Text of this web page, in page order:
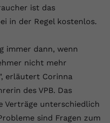
ist das
in der Regel kostenlos.
immer dann, wenn
nicht mehr
erläutert Corinna
des VPB. Das
Verträge unterschiedlich
sind Fragen zum
devices
des Nutzers zu
eingebettete YouTube-